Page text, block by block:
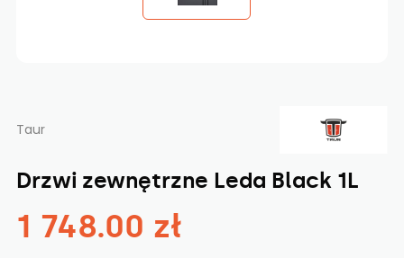
Taur
Drzwi zewnętrzne Leda Black 1L
1 748.00 zł